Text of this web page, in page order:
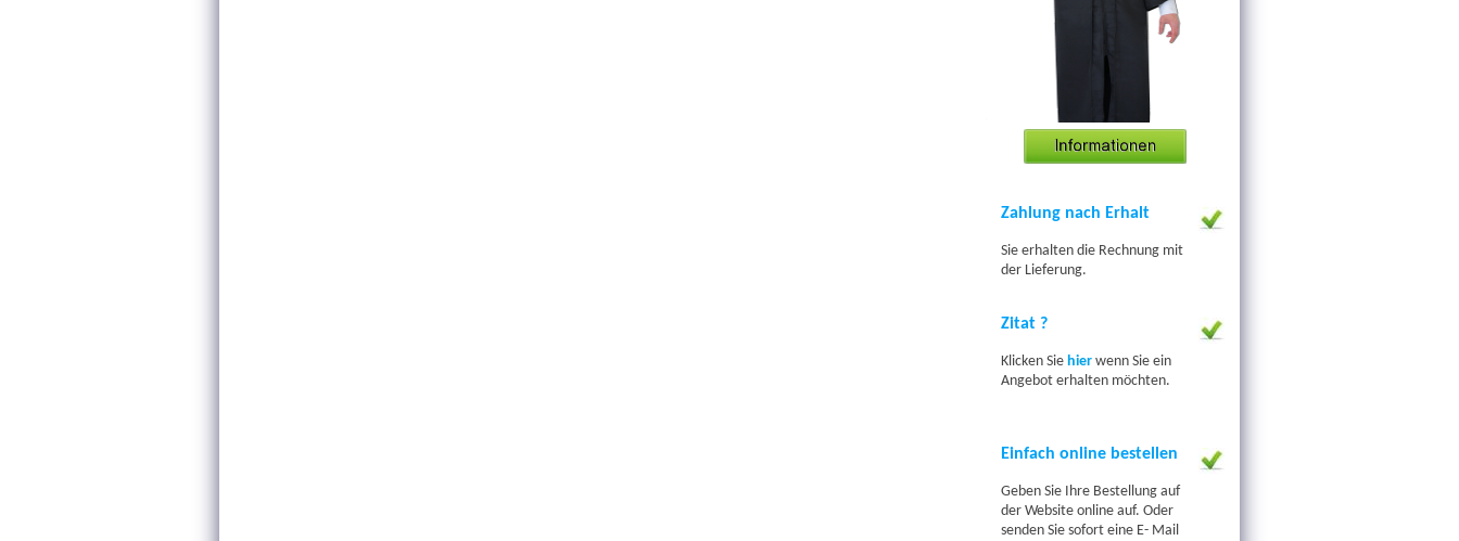
Zahlung nach Erhalt
Sie erhalten die Rechnung mit
der Lieferung.
Zitat ?
Klicken Sie hier wenn Sie ein
Angebot erhalten möchten.
Einfach online bestellen
Geben Sie Ihre Bestellung auf
der Website online auf. Oder
senden Sie sofort eine E- Mail